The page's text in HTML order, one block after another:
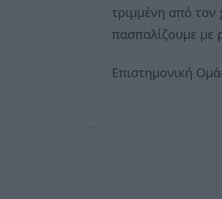
τριμμένη από
πασπαλίζουμε με
Επιστημονική